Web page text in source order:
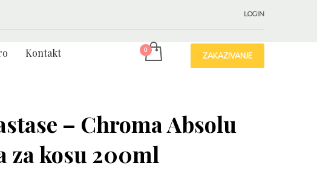
LOGIN
Kontakt ZAKAZIVANJE
– Chroma Absolu
za kosu 200ml